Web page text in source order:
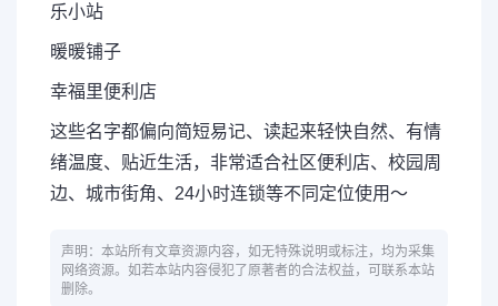
乐小站
暖暖铺子
幸福里便利店
这些名字都偏向简短易记、读起来轻快自然、有情
绪温度、贴近生活，非常适合社区便利店、校园周
边、城市街角、24小时连锁等不同定位使用～
声明：本站所有文章资源内容，如无特殊说明或标注，均为采集
网络资源。如若本站内容侵犯了原著者的合法权益，可联系本站
删除。